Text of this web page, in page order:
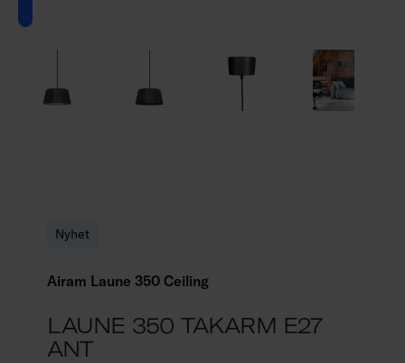
Nyhet
Airam Laune 350 Ceiling
LAUNE 350 TAKARM E27
ANT